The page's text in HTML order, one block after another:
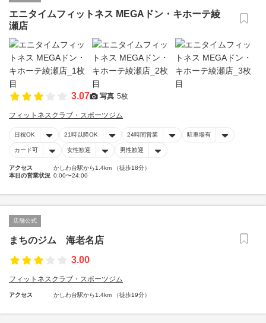
エニタイムフィットネス MEGAドン・キホーテ綾
瀬店
3.07 写真 5枚
フィットネスクラブ・スポーツジム
日祝OK 21時以降OK 24時間営業 駐車場有
カード可 女性歓迎 男性歓迎
アクセス
かしわ台駅から1.4km （徒歩18分）
本日の営業状況 0:00〜24:00
店舗公式
まちのジム 海老名店
3.00
フィットネスクラブ・スポーツジム
アクセス かしわ台駅から1.4km （徒歩19分）